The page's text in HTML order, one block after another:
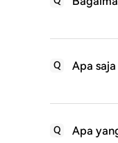
Q Apa
Q Apa